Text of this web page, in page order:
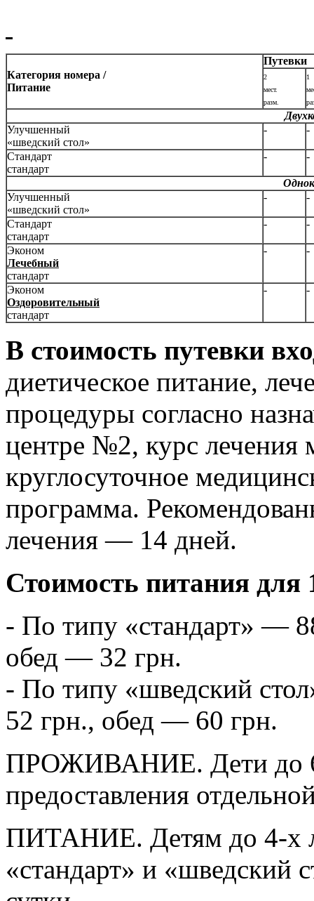
Категория номера /
Питание
Путевки
2
мест.
разм.
1
Улучшенный
«шведский стол»
- -
Стандарт
стандарт
- -
Улучшенный
«шведский стол»
- -
Стандарт
стандарт
- -
Эконом
Лечебный
стандарт
- -
Эконом
Оздоровительный
стандарт
- -
В стоимость путевки
диетическое питание,
процедуры согласно
центре №2, курс
круглосуточное
программа.
лечения — 14 дней.
Стоимость питания для
- По типу «стандарт» —
обед — 32 грн.
- По типу «шведский
52 грн., обед — 60 грн.
ПРОЖИВАНИЕ. Дети до 6
предоставления
ПИТАНИЕ. Детям до 4-х
«стандарт» и «шведский